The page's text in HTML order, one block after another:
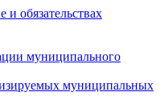
обязательствах
муниципального
муниципальных